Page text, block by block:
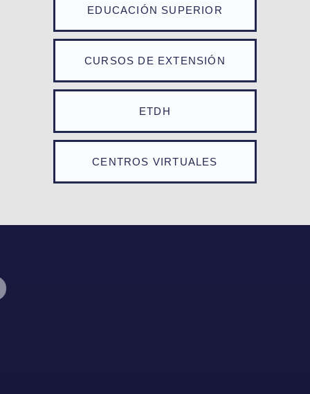
EDUCACIÓN SUPERIOR
CURSOS DE EXTENSIÓN
ETDH
CENTROS VIRTUALES